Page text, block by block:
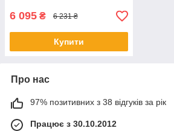
6 095 ₴ 6 231 ₴
Купити
Про нас
97% позитивних з 38 відгуків за рік
Працює з 30.10.2012